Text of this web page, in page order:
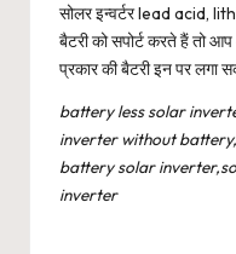
सोलर इन्वर्टर lead acid,
बैटरी को सपोर्ट करते हैं तो
प्रकार की बैटरी इन पर लगा
battery less solar
inverter without
battery solar
inverter